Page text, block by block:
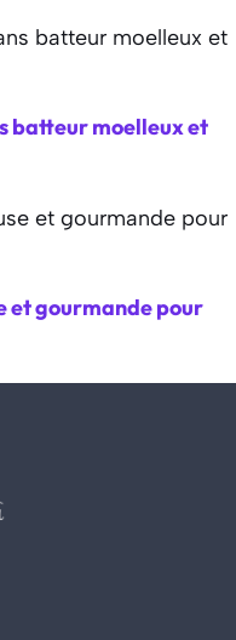
batteur moelleux et
et gourmande pour